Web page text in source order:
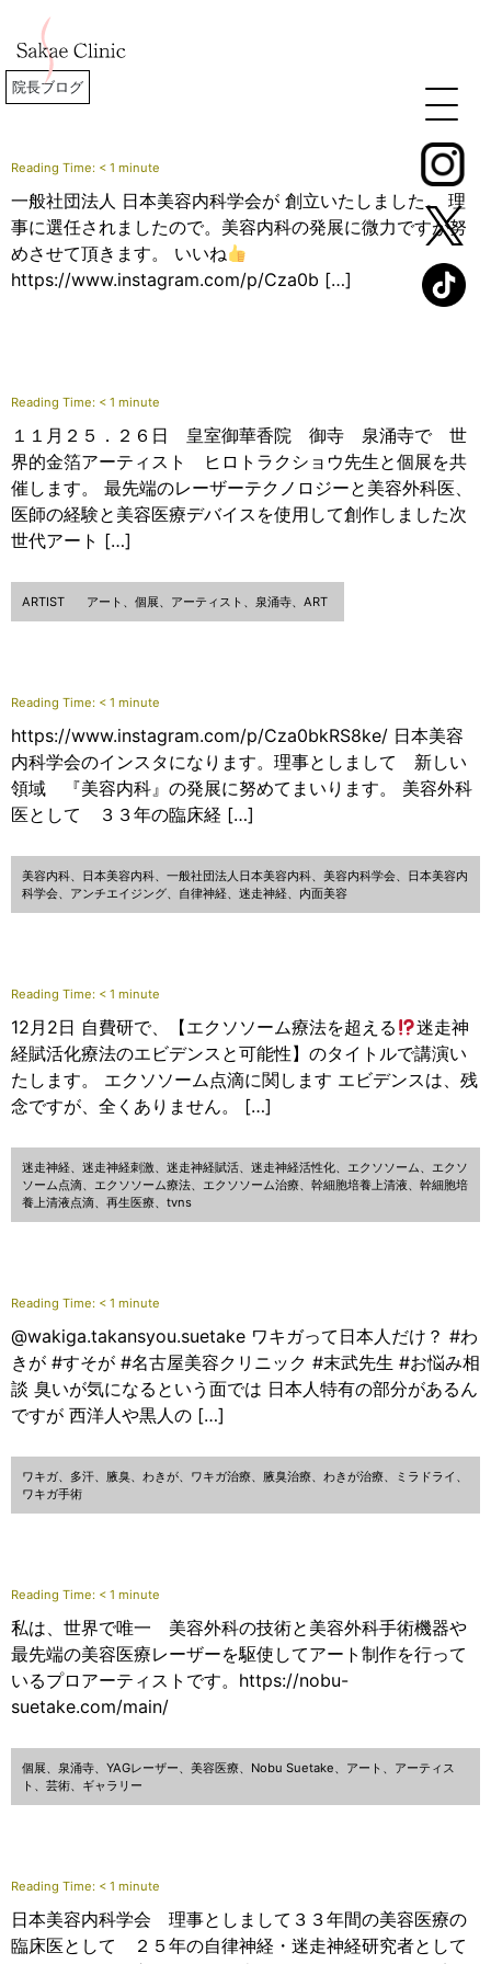
院長ブログ
Reading Time: < 1 minute
一般社団法人 日本美容内科学会が 創立いたしました。 理
事に選任されましたので。美容内科の発展に微力ですが努
めさせて頂きます。 いいね
https://www.instagram.com/p/Cza0b […]
Reading Time: < 1 minute
１１月２５．２６日 皇室御華香院 御寺 泉涌寺で 世
界的金箔アーティスト ヒロトラクショウ先生と個展を共
催します。 最先端のレーザーテクノロジーと美容外科医、
医師の経験と美容医療デバイスを使用して創作しました次
世代アート […]
ARTIST アート、個展、アーティスト、泉涌寺、ART
Reading Time: < 1 minute
https://www.instagram.com/p/Cza0bkRS8ke/ 日本美容
内科学会のインスタになります。理事としまして 新しい
領域 『美容内科』の発展に努めてまいります。 美容外科
医として ３３年の臨床経 […]
美容内科、日本美容内科、一般社団法人日本美容内科、美容内科学会、日本美容内
科学会、アンチエイジング、自律神経、迷走神経、内面美容
Reading Time: < 1 minute
12月2日 自費研で、【エクソソーム療法を超える
迷走神
経賦活化療法のエビデンスと可能性】のタイトルで講演い
たします。 エクソソーム点滴に関します エビデンスは、残
念ですが、全くありません。 […]
迷走神経、迷走神経刺激、迷走神経賦活、迷走神経活性化、エクソソーム、エクソ
ソーム点滴、エクソソーム療法、エクソソーム治療、幹細胞培養上清液、幹細胞培
養上清液点滴、再生医療、tvns
Reading Time: < 1 minute
@wakiga.takansyou.suetake ワキガって日本人だけ？ #わ
きが #すそが #名古屋美容クリニック #末武先生 #お悩み相
談 臭いが気になるという面では 日本人特有の部分があるん
ですが 西洋人や黒人の […]
ワキガ、多汗、腋臭、わきが、ワキガ治療、腋臭治療、わきが治療、ミラドライ、
ワキガ手術
Reading Time: < 1 minute
私は、世界で唯一 美容外科の技術と美容外科手術機器や
最先端の美容医療レーザーを駆使してアート制作を行って
いるプロアーティストです。https://nobu-
suetake.com/main/
個展、泉涌寺、YAGレーザー、美容医療、Nobu Suetake、アート、アーティス
ト、芸術、ギャラリー
Reading Time: < 1 minute
日本美容内科学会 理事としまして３３年間の美容医療の
臨床医として ２５年の自律神経・迷走神経研究者として